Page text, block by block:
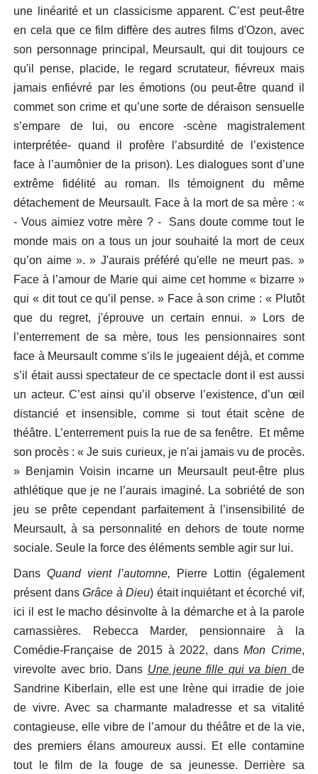
une linéarité et un classicisme apparent. C’est peut-être
en cela que ce film diffère des autres films d'Ozon, avec
son personnage principal, Meursault, qui dit toujours ce
qu'il pense, placide, le regard scrutateur, fiévreux mais
jamais enfiévré par les émotions (ou peut-être quand il
commet son crime et qu’une sorte de déraison sensuelle
s’empare de lui, ou encore -scène magistralement
interprétée- quand il profère l’absurdité de l’existence
face à l’aumônier de la prison). Les dialogues sont d’une
extrême fidélité au roman. Ils témoignent du même
détachement de Meursault. Face à la mort de sa mère : «
- Vous aimiez votre mère ? - Sans doute comme tout le
monde mais on a tous un jour souhaité la mort de ceux
qu’on aime ». » J'aurais préféré qu'elle ne meurt pas. »
Face à l’amour de Marie qui aime cet homme « bizarre »
qui « dit tout ce qu’il pense. » Face à son crime : « Plutôt
que du regret, j'éprouve un certain ennui. » Lors de
l’enterrement de sa mère, tous les pensionnaires sont
face à Meursault comme s’ils le jugeaient déjà, et comme
s’il était aussi spectateur de ce spectacle dont il est aussi
un acteur. C’est ainsi qu’il observe l’existence, d’un œil
distancié et insensible, comme si tout était scène de
théâtre. L’enterrement puis la rue de sa fenêtre. Et même
son procès : « Je suis curieux, je n'ai jamais vu de procès.
» Benjamin Voisin incarne un Meursault peut-être plus
athlétique que je ne l’aurais imaginé. La sobriété de son
jeu se prête cependant parfaitement à l’insensibilité de
Meursault, à sa personnalité en dehors de toute norme
sociale. Seule la force des éléments semble agir sur lui.
DansQuand vient l’automne, Pierre Lottin (également
présent dansGrâce à Dieu) était inquiétant et écorché vif,
ici il est le macho désinvolte à la démarche et à la parole
carnassières. Rebecca Marder, pensionnaire à la
Comédie-Française de 2015 à 2022, dansMon Crime,
virevolte avec brio. Dans Une jeune fille qui va bien de
Sandrine Kiberlain, elle est une Irène qui irradie de joie
de vivre. Avec sa charmante maladresse et sa vitalité
contagieuse, elle vibre de l’amour du théâtre et de la vie,
des premiers élans amoureux aussi. Et elle contamine
tout le film de la fouge de sa jeunesse. Derrière sa